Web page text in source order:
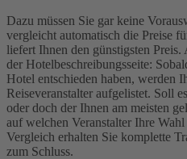
Dazu müssen Sie gar keine
vergleicht automatisch die Preise
liefert Ihnen den günstigsten
der Hotelbeschreibungsseite:
Hotel entschieden haben, werden
Reiseveranstalter aufgelistet. Soll
oder doch der Ihnen am meisten
auf welchen Veranstalter Ihre
Vergleich erhalten Sie komplette
zum Schluss.